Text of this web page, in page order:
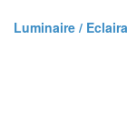
Luminaire /